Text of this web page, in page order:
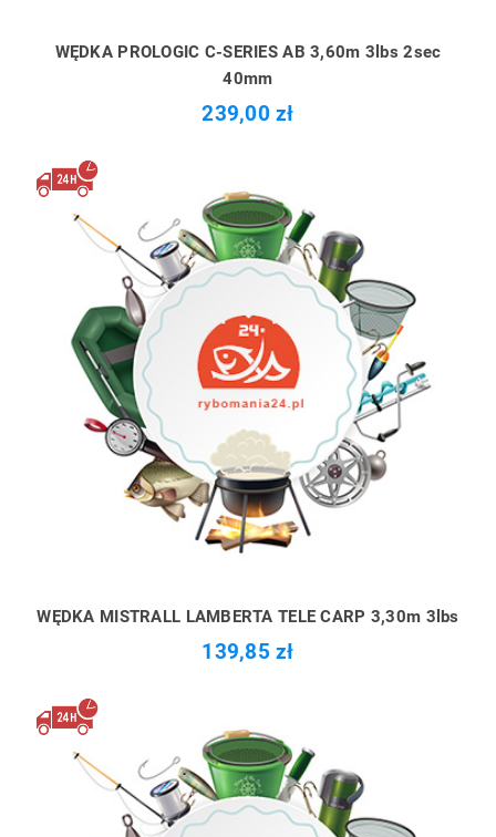
WĘDKA PROLOGIC C-SERIES AB 3,60m 3lbs 2sec
40mm
239,00 zł
WĘDKA MISTRALL LAMBERTA TELE CARP 3,30m 3lbs
139,85 zł